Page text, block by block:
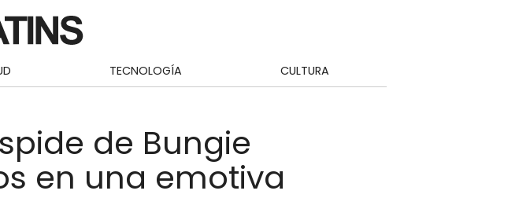
TECNOLOGÍA CULTURA
de Bungie
en una emotiva